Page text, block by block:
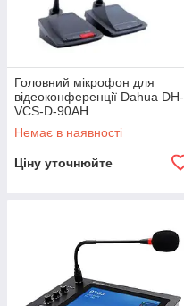
Головний мікрофон для
відеоконференції Dahua DH-
VCS-D-90AH
Немає в наявності
Ціну уточнюйте